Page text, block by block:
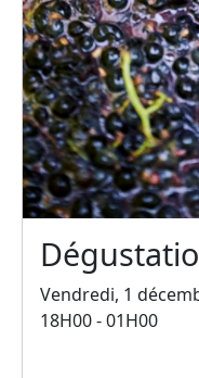
Vendredi, 1
18H00 - 01H00